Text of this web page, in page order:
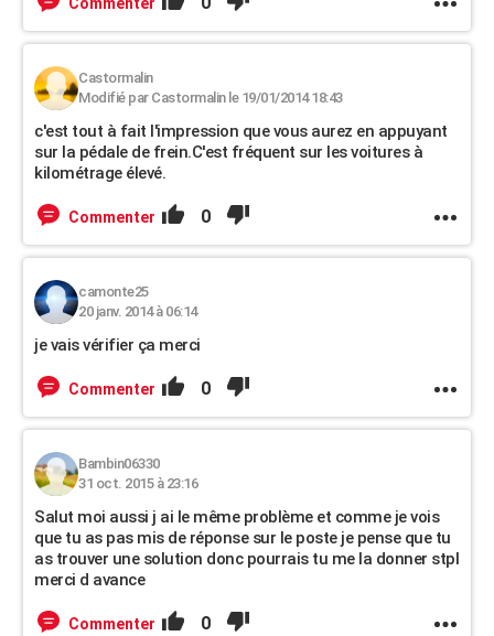
Castormalin
Modifié par Castormalin le 19/01/2014 18:43
c'est tout à fait l'impression que vous aurez en appuyant
sur la pédale de frein.C'est fréquent sur les voitures à
kilométrage élevé.
Commenter 0
camonte25
20 janv. 2014 à 06:14
je vais vérifier ça merci
Commenter 0
Bambin06330
31 oct. 2015 à 23:16
Salut moi aussi j ai le même problème et comme je vois
que tu as pas mis de réponse sur le poste je pense que tu
as trouver une solution donc pourrais tu me la donner stpl
merci d avance
Commenter 0